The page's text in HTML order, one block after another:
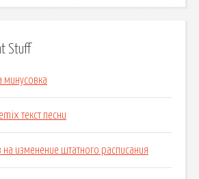
Stuff
минусовка
текст песни
на изменение штатного расписания